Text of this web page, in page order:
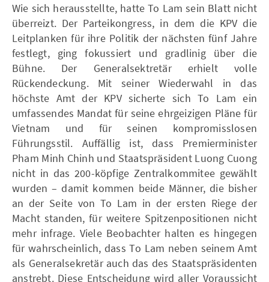
Wie sich herausstellte, hatte To Lam sein Blatt nicht
überreizt. Der Parteikongress, in dem die KPV die
Leitplanken für ihre Politik der nächsten fünf Jahre
festlegt, ging fokussiert und gradlinig über die
Bühne. Der Generalsektretär erhielt volle
Rückendeckung. Mit seiner Wiederwahl in das
höchste Amt der KPV sicherte sich To Lam ein
umfassendes Mandat für seine ehrgeizigen Pläne für
Vietnam und für seinen kompromisslosen
Führungsstil. Auffällig ist, dass Premierminister
Pham Minh Chinh und Staatspräsident Luong Cuong
nicht in das 200-köpfige Zentralkommitee gewählt
wurden – damit kommen beide Männer, die bisher
an der Seite von To Lam in der ersten Riege der
Macht standen, für weitere Spitzenpositionen nicht
mehr infrage. Viele Beobachter halten es hingegen
für wahrscheinlich, dass To Lam neben seinem Amt
als Generalsekretär auch das des Staatspräsidenten
anstrebt. Diese Entscheidung wird aller Voraussicht